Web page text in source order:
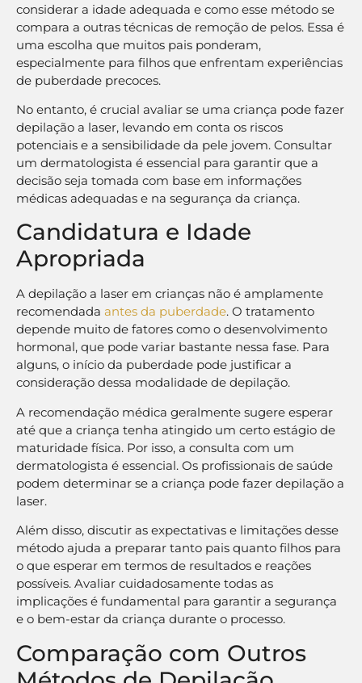
considerar a idade adequada e como esse método se
compara a outras técnicas de remoção de pelos. Essa é
uma escolha que muitos pais ponderam,
especialmente para filhos que enfrentam experiências
de puberdade precoces.
No entanto, é crucial avaliar se uma criança pode fazer
depilação a laser, levando em conta os riscos
potenciais e a sensibilidade da pele jovem. Consultar
um dermatologista é essencial para garantir que a
decisão seja tomada com base em informações
médicas adequadas e na segurança da criança.
Candidatura e Idade
Apropriada
A depilação a laser em crianças não é amplamente
recomendada antes da puberdade. O tratamento
depende muito de fatores como o desenvolvimento
hormonal, que pode variar bastante nessa fase. Para
alguns, o início da puberdade pode justificar a
consideração dessa modalidade de depilação.
A recomendação médica geralmente sugere esperar
até que a criança tenha atingido um certo estágio de
maturidade física. Por isso, a consulta com um
dermatologista é essencial. Os profissionais de saúde
podem determinar se a criança pode fazer depilação a
laser.
Além disso, discutir as expectativas e limitações desse
método ajuda a preparar tanto pais quanto filhos para
o que esperar em termos de resultados e reações
possíveis. Avaliar cuidadosamente todas as
implicações é fundamental para garantir a segurança
e o bem-estar da criança durante o processo.
Comparação com Outros